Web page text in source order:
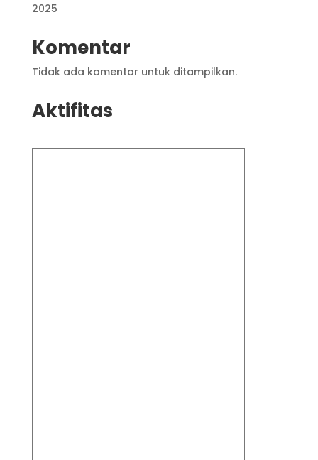
2025
Komentar
Tidak ada komentar untuk ditampilkan.
Aktifitas